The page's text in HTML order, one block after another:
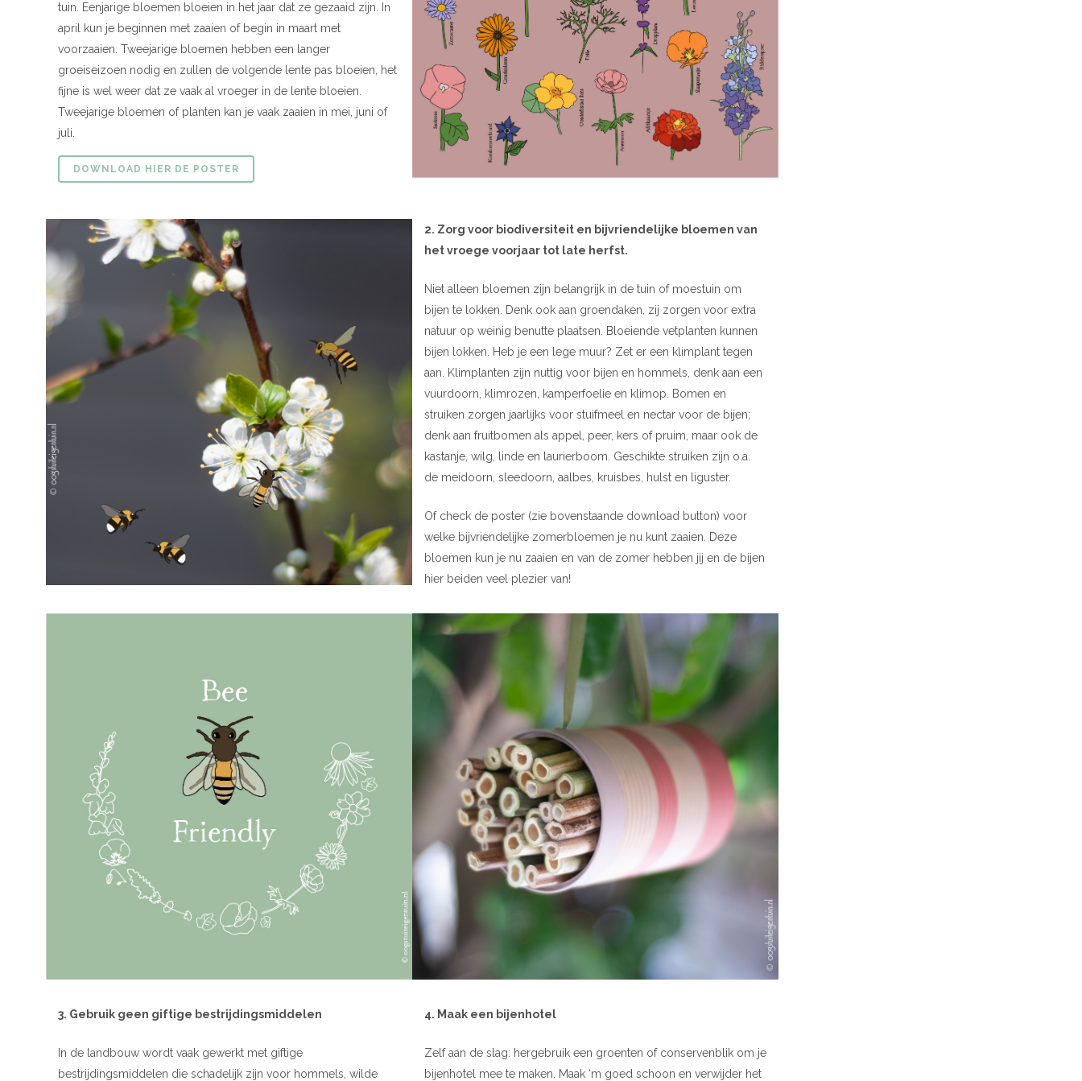
tuin. Eenjarige bloemen bloeien in het jaar dat ze gezaaid zijn. In
april kun je beginnen met zaaien of begin in maart met
voorzaaien. Tweejarige bloemen hebben een langer
groeiseizoen nodig en zullen de volgende lente pas bloeien, het
fijne is wel weer dat ze vaak al vroeger in de lente bloeien.
Tweejarige bloemen of planten kan je vaak zaaien in mei, juni of
juli.
DOWNLOAD HIER DE POSTER
2. Zorg voor biodiversiteit en bijvriendelijke bloemen van
het vroege voorjaar tot late herfst.
Niet alleen bloemen zijn belangrijk in de tuin of moestuin om
bijen te lokken. Denk ook aan groendaken, zij zorgen voor extra
natuur op weinig benutte plaatsen. Bloeiende vetplanten kunnen
bijen lokken. Heb je een lege muur? Zet er een klimplant tegen
aan. Klimplanten zijn nuttig voor bijen en hommels, denk aan een
vuurdoorn, klimrozen, kamperfoelie en klimop. Bomen en
struiken zorgen jaarlijks voor stuifmeel en nectar voor de bijen;
denk aan fruitbomen als appel, peer, kers of pruim, maar ook de
kastanje, wilg, linde en laurierboom. Geschikte struiken zijn o.a.
de meidoorn, sleedoorn, aalbes, kruisbes, hulst en liguster.
Of check de poster (zie bovenstaande download button) voor
welke bijvriendelijke zomerbloemen je nu kunt zaaien. Deze
bloemen kun je nu zaaien en van de zomer hebben jij en de bijen
hier beiden veel plezier van!
3. Gebruik geen giftige bestrijdingsmiddelen
In de landbouw wordt vaak gewerkt met giftige
bestrijdingsmiddelen die schadelijk zijn voor hommels, wilde
4. Maak een bijenhotel
Zelf aan de slag: hergebruik een groenten of conservenblik om je
bijenhotel mee te maken. Maak ‘m goed schoon en verwijder het